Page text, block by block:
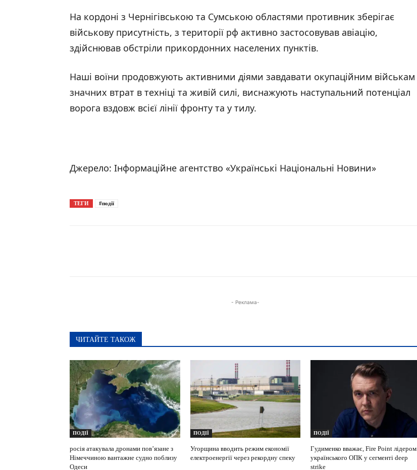
На кордоні з Чернігівською та Сумською областями противник зберігає
військову присутність, з території рф активно застосовував авіацію,
здійснював обстріли прикордонних населених пунктів.
Наші воїни продовжують активними діями завдавати окупаційним військам
значних втрат в техніці та живій силі, виснажують наступальний потенціал
ворога вздовж всієї лінії фронту та у тилу.
Джерело: Інформаційне агентство «Українські Національні Новини»
ТЕГИ #події
- Реклама-
ЧИТАЙТЕ ТАКОЖ
ПОДІЇ
росія атакувала дронами пов’язане з
Німеччиною вантажне судно поблизу
Одеси
ПОДІЇ
Угорщина вводить режим економії
електроенергії через рекордну спеку
ПОДІЇ
Гудименко вважає, Fire Point лідером
українського ОПК у сегменті deep
strike